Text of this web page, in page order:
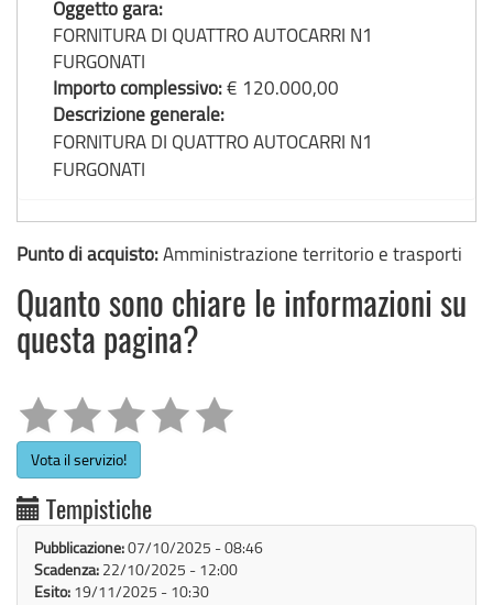
Oggetto gara:
FORNITURA DI QUATTRO AUTOCARRI N1
FURGONATI
Importo complessivo:€ 120.000,00
Descrizione generale:
FORNITURA DI QUATTRO AUTOCARRI N1
FURGONATI
Punto di acquisto:Amministrazione territorio e trasporti
Quanto sono chiare le informazioni su
questa pagina?
Vota il servizio!
Tempistiche
Pubblicazione:07/10/2025 - 08:46
Scadenza: 22/10/2025 - 12:00
Esito: 19/11/2025 - 10:30